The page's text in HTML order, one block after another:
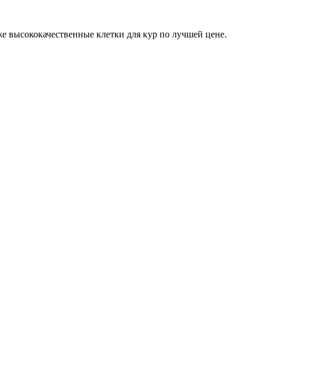
клетки для кур по лучшей цене.